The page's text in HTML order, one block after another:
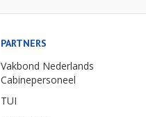
PARTNERS
Vakbond Nederlands
Cabinepersoneel
TUI